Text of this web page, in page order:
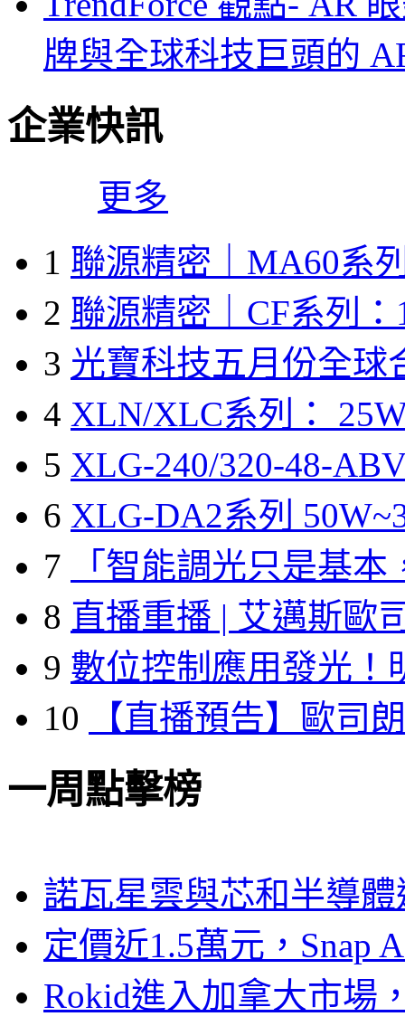
牌與全球科技巨頭的
企業快訊
更多
1 聯源精密｜MA60系
2 聯源精密｜CF系列：
3 光寶科技五月份全球
4 XLN/XLC系列：
5 XLG-240/320-48-
6 XLG-DA2系列
7
「智能調光只是基本
8 直播重播 | 艾邁斯歐
9 數位控制應用發光！
10
【直播預告】歐司
一周點擊榜
諾瓦星雲與芯和半導
定價近1.5萬元，Snap
Rokid進入加拿大市場